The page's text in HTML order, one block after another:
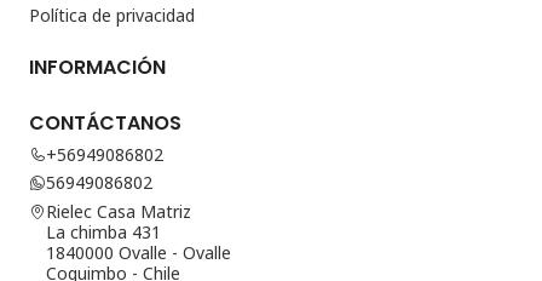
Política de privacidad
INFORMACIÓN
CONTÁCTANOS
+56949086802
56949086802
Rielec Casa Matriz
La chimba 431
1840000 Ovalle - Ovalle
Coquimbo - Chile